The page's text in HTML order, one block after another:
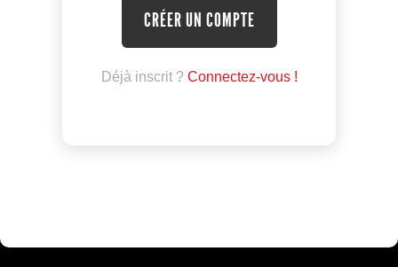
CRÉER UN COMPTE
Déjà inscrit ? Connectez-vous !